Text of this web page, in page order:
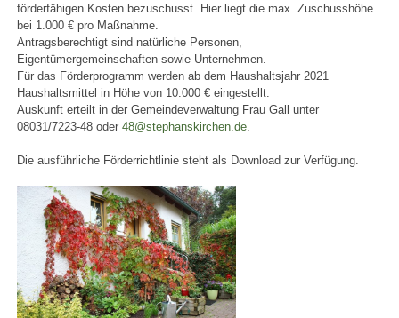
förderfähigen Kosten bezuschusst. Hier liegt die max. Zuschusshöhe
bei 1.000 € pro Maßnahme.
Antragsberechtigt sind natürliche Personen,
Eigentümergemeinschaften sowie Unternehmen.
Für das Förderprogramm werden ab dem Haushaltsjahr 2021
Haushaltsmittel in Höhe von 10.000 € eingestellt.
Auskunft erteilt in der Gemeindeverwaltung Frau Gall unter
08031/7223-48 oder48@stephanskirchen.de.
Die ausführliche Förderrichtlinie steht als Download zur Verfügung.